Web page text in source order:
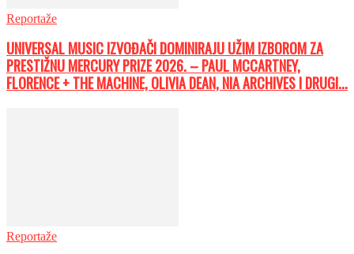
Reportaže
UNIVERSAL MUSIC IZVOĐAČI DOMINIRAJU UŽIM IZBOROM ZA
PRESTIŽNU MERCURY PRIZE 2026. – PAUL MCCARTNEY,
FLORENCE + THE MACHINE, OLIVIA DEAN, NIA ARCHIVES I DRUGI...
Reportaže